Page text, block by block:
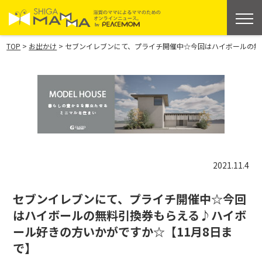
TOP > お出かけ > セブンイレブンにて、プライチ開催中☆今回はハイボールの
2021.11.4
セブンイレブンにて、プライチ開催中☆今回
はハイボールの無料引換券もらえる♪ハイボ
ール好きの方いかがですか☆【11月8日ま
で】